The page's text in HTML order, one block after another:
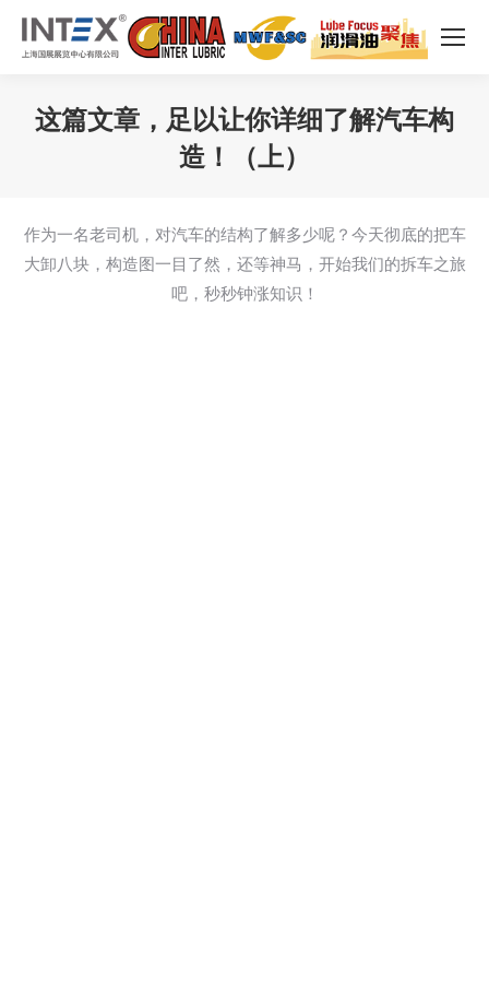
这篇文章，足以让你详细了解汽车构
造！（上）
作为一名老司机，对汽车的结构了解多少呢？今天彻底的把车
大卸八块，构造图一目了然，还等神马，开始我们的拆车之旅
吧，秒秒钟涨知识！